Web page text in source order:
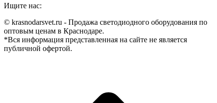
Ищите нас:
Страница
Facebook
открывается
в
Страница
Twitter
открывается
в
Страница
Instagram
открывается
в
Страница
Вконтакте
открывается
в
© krasnodarsvet.ru - Продажа светодиодного оборудования по
оптовым ценам в Краснодаре.
*Вся информация представленная на сайте не является
публичной офертой.